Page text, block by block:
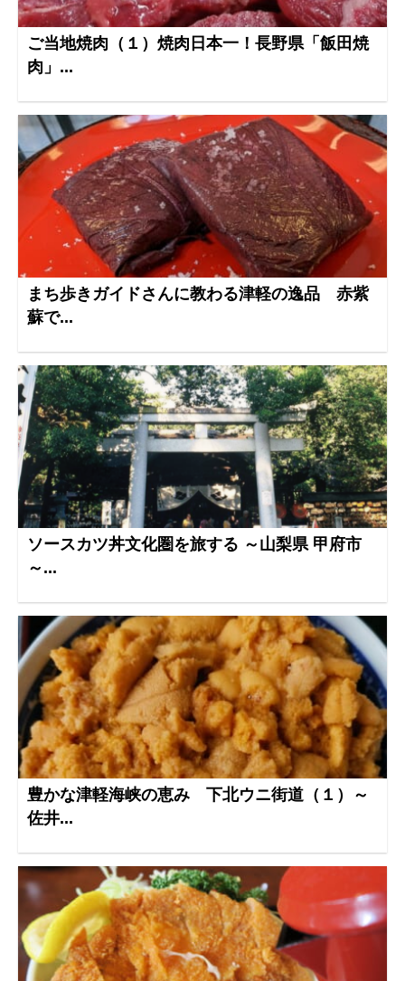
ご当地焼肉（１）焼肉日本一！長野県「飯田焼
肉」...
まち歩きガイドさんに教わる津軽の逸品 赤紫
蘇で...
ソースカツ丼文化圏を旅する ～山梨県 甲府市
～...
豊かな津軽海峡の恵み 下北ウニ街道（１）～
佐井...